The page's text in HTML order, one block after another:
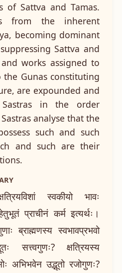
of Sattva and Tamas.
from the inherent
becoming dominant
Sattva and
works assigned to
Gunas constituting
are expounded and
in the order
analyse that the
such and such
and such are their
स्वकीयो भावः
प्राचीनं कर्म इत्यर्थः।
ब्राह्मणस्य स्वभावप्रभवो
सत्त्वगुणः? क्षत्रियस्य
अभिभवेन उद्भूतो रजोगुणः?